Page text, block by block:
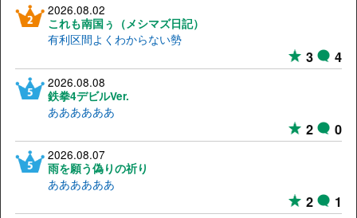
2026.08.02
これも南国ぅ（メシマズ日記）
有利区間よくわからない勢
3 4
2026.08.08
鉄拳4デビルVer.
ああああああ
2 0
2026.08.07
雨を願う偽りの祈り
ああああああ
2 1